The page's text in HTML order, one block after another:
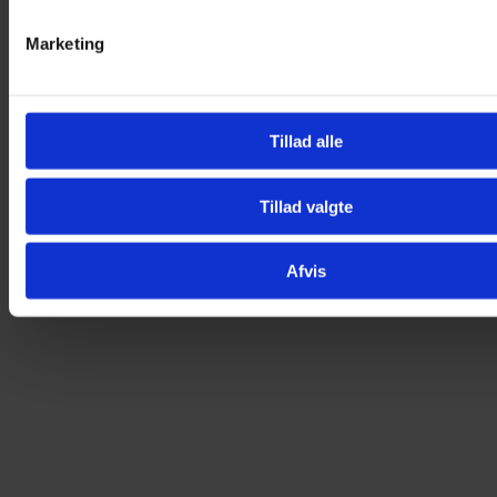
Marketing
Tillad alle
Tillad valgte
Afvis
Brillecharms – Alien
Tilføj til kurv